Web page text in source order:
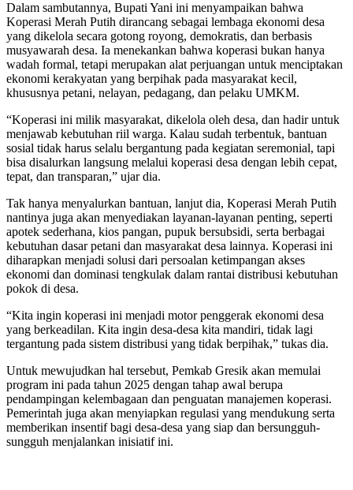
Dalam sambutannya, Bupati Yani ini menyampaikan bahwa
Koperasi Merah Putih dirancang sebagai lembaga ekonomi desa
yang dikelola secara gotong royong, demokratis, dan berbasis
musyawarah desa. Ia menekankan bahwa koperasi bukan hanya
wadah formal, tetapi merupakan alat perjuangan untuk menciptakan
ekonomi kerakyatan yang berpihak pada masyarakat kecil,
khususnya petani, nelayan, pedagang, dan pelaku UMKM.
“Koperasi ini milik masyarakat, dikelola oleh desa, dan hadir untuk
menjawab kebutuhan riil warga. Kalau sudah terbentuk, bantuan
sosial tidak harus selalu bergantung pada kegiatan seremonial, tapi
bisa disalurkan langsung melalui koperasi desa dengan lebih cepat,
tepat, dan transparan,” ujar dia.
Tak hanya menyalurkan bantuan, lanjut dia, Koperasi Merah Putih
nantinya juga akan menyediakan layanan-layanan penting, seperti
apotek sederhana, kios pangan, pupuk bersubsidi, serta berbagai
kebutuhan dasar petani dan masyarakat desa lainnya. Koperasi ini
diharapkan menjadi solusi dari persoalan ketimpangan akses
ekonomi dan dominasi tengkulak dalam rantai distribusi kebutuhan
pokok di desa.
“Kita ingin koperasi ini menjadi motor penggerak ekonomi desa
yang berkeadilan. Kita ingin desa-desa kita mandiri, tidak lagi
tergantung pada sistem distribusi yang tidak berpihak,” tukas dia.
Untuk mewujudkan hal tersebut, Pemkab Gresik akan memulai
program ini pada tahun 2025 dengan tahap awal berupa
pendampingan kelembagaan dan penguatan manajemen koperasi.
Pemerintah juga akan menyiapkan regulasi yang mendukung serta
memberikan insentif bagi desa-desa yang siap dan bersungguh-
sungguh menjalankan inisiatif ini.